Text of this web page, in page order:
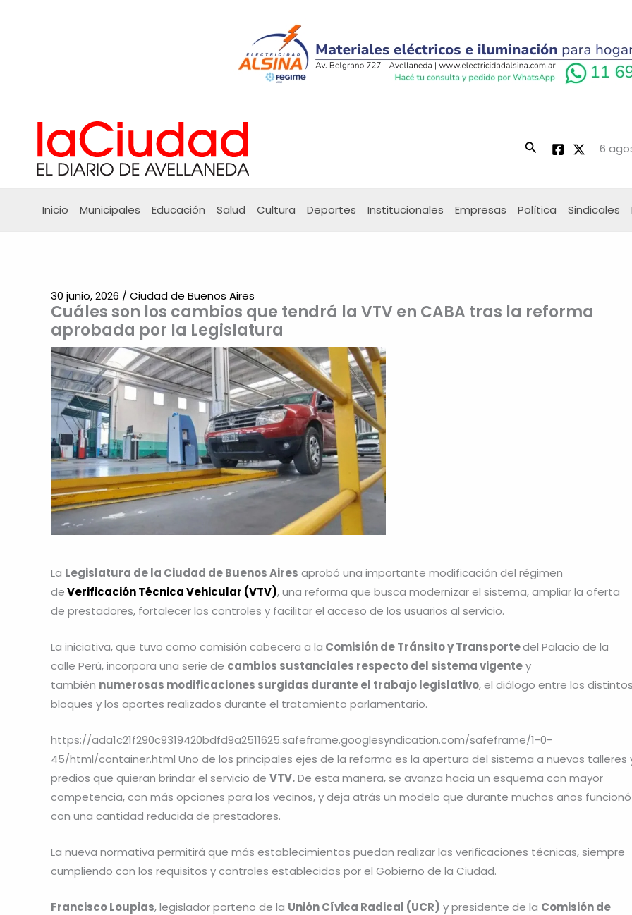
Buscar 6
Inicio Municipales Educación Salud Cultura Deportes Institucionales Empresas Política Sindicales
Cuáles son los cambios que tendrá la VTV en CABA tras la reforma
aprobada por la Legislatura
30 junio, 2026 / Ciudad de Buenos Aires
La Legislatura de la Ciudad de Buenos Aires aprobó una importante modificación del régimen
deVerificación Técnica Vehicular (VTV), una reforma que busca modernizar el sistema, ampliar la oferta
de prestadores, fortalecer los controles y facilitar el acceso de los usuarios al servicio.
La iniciativa, que tuvo como comisión cabecera a la Comisión de Tránsito y Transportedel Palacio de la
calle Perú, incorpora una serie de cambios sustanciales respecto del sistema vigentey
también numerosas modificaciones surgidas durante el trabajo legislativo, el diálogo entre los
bloques y los aportes realizados durante el tratamiento parlamentario.
https://ada1c21f290c9319420bdfd9a2511625.safeframe.googlesyndication.com/safeframe/1-0-
45/html/container.html Uno de los principales ejes de la reforma es la apertura del sistema a nuevos talleres
predios que quieran brindar el servicio de VTV.De esta manera, se avanza hacia un esquema con mayor
competencia, con más opciones para los vecinos, y deja atrás un modelo que durante muchos años funcionó
con una cantidad reducida de prestadores.
La nueva normativa permitirá que más establecimientos puedan realizar las verificaciones técnicas, siempre
cumpliendo con los requisitos y controles establecidos por el Gobierno de la Ciudad.
Francisco Loupias, legislador porteño de la Unión Cívica Radical (UCR) y presidente de la Comisión de